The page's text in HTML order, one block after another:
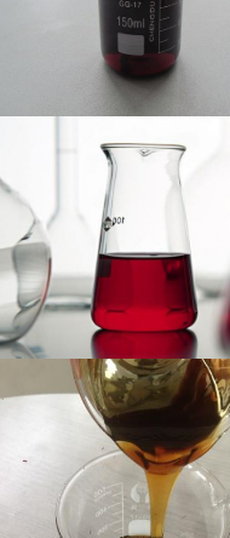
阳性聚合多元醇w1y11